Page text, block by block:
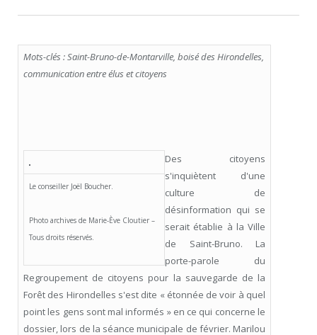
Mots-clés : Saint-Bruno-de-Montarville, boisé des Hirondelles,
communication entre élus et citoyens
Le conseiller Joël Boucher.
Photo archives de Marie-Ève Cloutier –
Tous droits réservés.
Des citoyens
s'inquiètent d'une
culture de
désinformation qui se
serait établie à la Ville
de Saint-Bruno. La
porte-parole du
Regroupement de citoyens pour la sauvegarde de la
Forêt des Hirondelles s'est dite « étonnée de voir à quel
point les gens sont mal informés » en ce qui concerne le
dossier, lors de la séance municipale de février. Marilou